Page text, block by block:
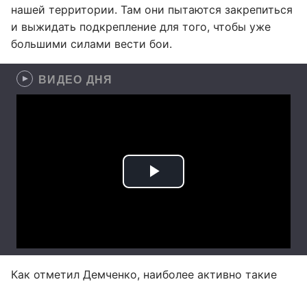
нашей территории. Там они пытаются закрепиться
и выжидать подкрепление для того, чтобы уже
большими силами вести бои.
ВИДЕО ДНЯ
Как отметил Демченко, наиболее активно такие